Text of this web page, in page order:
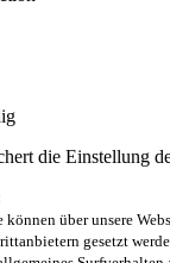
die Einstellung
über unsere
gesetzt